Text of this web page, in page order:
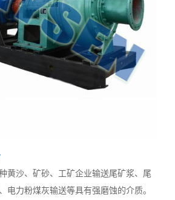
黄沙、矿砂、工矿企业输送尾矿浆、尾
电力粉煤灰输送等具有强磨蚀的介质。